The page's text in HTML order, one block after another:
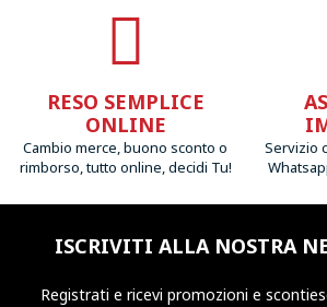
RESO SEMPLICE
ONLINE
Cambio merce, buono sconto o
rimborso, tutto online, decidi Tu!
Servizio
ISCRIVITI ALLA NOSTRA
Registrati e ricevi promozioni e sconti